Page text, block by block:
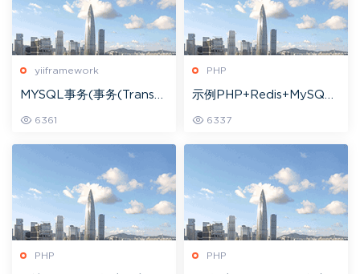
yiiframework
MYSQL事务(事务(Transa
(5.2.1)深入理解YII2.0
6361
PHP
示例PHP+Redis+MySQL
6337
PHP PHP